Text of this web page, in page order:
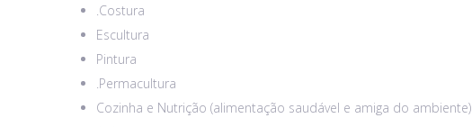
.Costura
Escultura
Pintura
.Permacultura
Cozinha e Nutrição (alimentação saudável e amiga do ambiente)